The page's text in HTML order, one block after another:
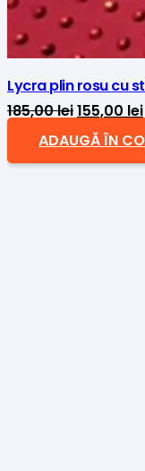
Lycra plin rosu cu
185,00leiPrețul
inițial
a
155,00 lei
ADAUGĂ ÎN